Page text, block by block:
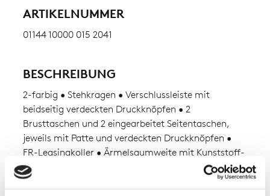
ARTIKELNUMMER
01144 10000 015 2041
BESCHREIBUNG
2-farbig • Stehkragen • Verschlussleiste mit
beidseitig verdeckten Druckknöpfen • 2
Brusttaschen und 2 eingearbeitet Seitentaschen,
jeweils mit Patte und verdeckten Druckknöpfen •
FR-Leasingkoller • Ärmelsaumweite mit Kunststoff-
Druckknopf verstellbar • Normenpiktogramme als
FR-Direkteinstick vorne • Aufbau im